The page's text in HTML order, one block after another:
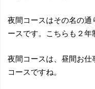
夜間コースはその名の通
ースです。こちらも２年
夜間コースは、昼間お
コースですね。